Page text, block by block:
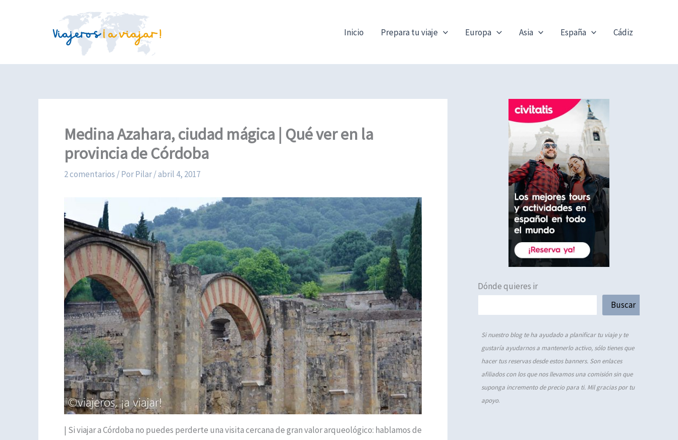
Inicio Prepara tu viaje Europa Asia España Cádiz
Medina Azahara, ciudad mágica | Qué ver en la
provincia de Córdoba
2 comentarios / PorPilar/abril 4, 2017
| Si viajar a Córdoba no puedes perderte una visita cercana de gran valor arqueológico: hablamos de
Dónde quieres ir
Buscar
Si nuestro blog te ha ayudado a planificar tu viaje y te
gustaría ayudarnos a mantenerlo activo, sólo tienes que
hacer tus reservas desde estos banners. Son enlaces
afiliados con los que nos llevamos una comisión sin que
suponga incremento de precio para ti. Mil gracias por tu
apoyo.